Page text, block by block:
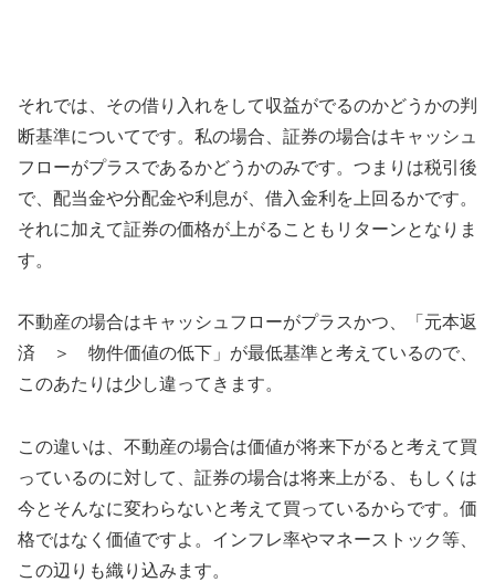
それでは、その借り入れをして収益がでるのかどうかの判
断基準についてです。私の場合、証券の場合はキャッシュ
フローがプラスであるかどうかのみです。つまりは税引後
で、配当金や分配金や利息が、借入金利を上回るかです。
それに加えて証券の価格が上がることもリターンとなりま
す。
不動産の場合はキャッシュフローがプラスかつ、「元本返
済 ＞ 物件価値の低下」が最低基準と考えているので、
このあたりは少し違ってきます。
この違いは、不動産の場合は価値が将来下がると考えて買
っているのに対して、証券の場合は将来上がる、もしくは
今とそんなに変わらないと考えて買っているからです。価
格ではなく価値ですよ。インフレ率やマネーストック等、
この辺りも織り込みます。